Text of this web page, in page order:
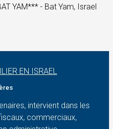
YAM*** - Bat Yam, Israel
intervient dans les
commerciaux,